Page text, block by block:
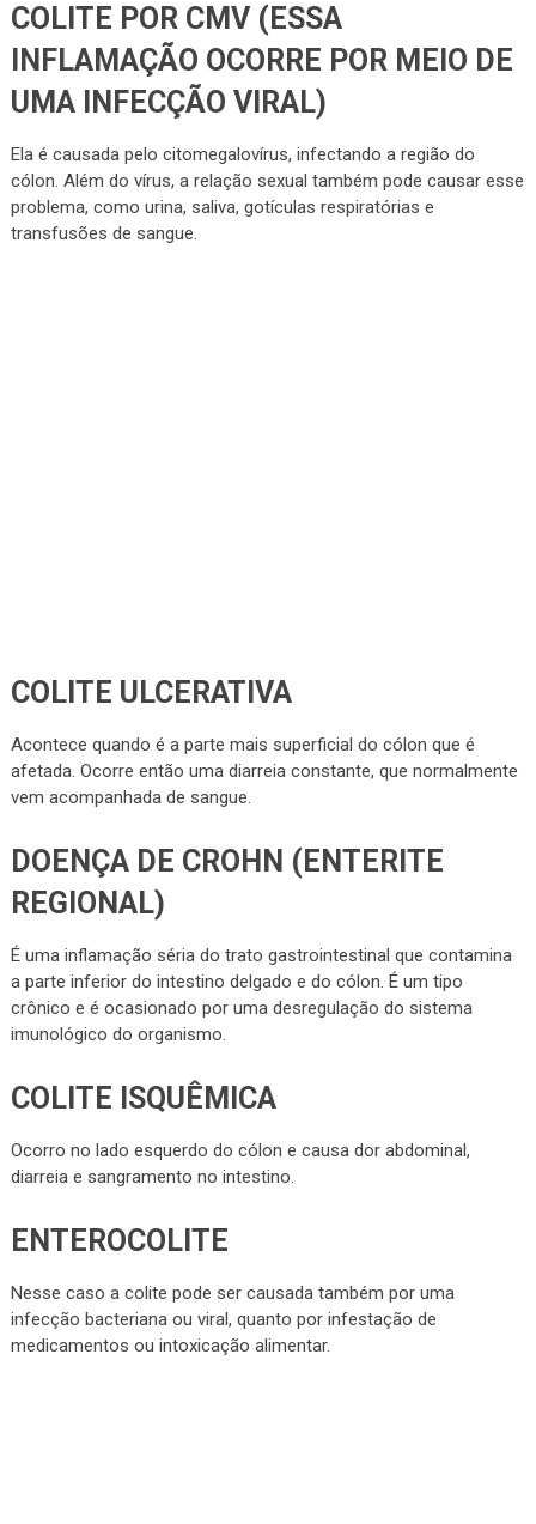
COLITE POR CMV (ESSA
INFLAMAÇÃO OCORRE POR MEIO DE
UMA INFECÇÃO VIRAL)
Ela é causada pelo citomegalovírus, infectando a região do
cólon. Além do vírus, a relação sexual também pode causar esse
problema, como urina, saliva, gotículas respiratórias e
transfusões de sangue.
COLITE ULCERATIVA
Acontece quando é a parte mais superficial do cólon que é
afetada. Ocorre então uma diarreia constante, que normalmente
vem acompanhada de sangue.
DOENÇA DE CROHN (ENTERITE
REGIONAL)
É uma inflamação séria do trato gastrointestinal que contamina
a parte inferior do intestino delgado e do cólon. É um tipo
crônico e é ocasionado por uma desregulação do sistema
imunológico do organismo.
COLITE ISQUÊMICA
Ocorro no lado esquerdo do cólon e causa dor abdominal,
diarreia e sangramento no intestino.
ENTEROCOLITE
Nesse caso a colite pode ser causada também por uma
infecção bacteriana ou viral, quanto por infestação de
medicamentos ou intoxicação alimentar.